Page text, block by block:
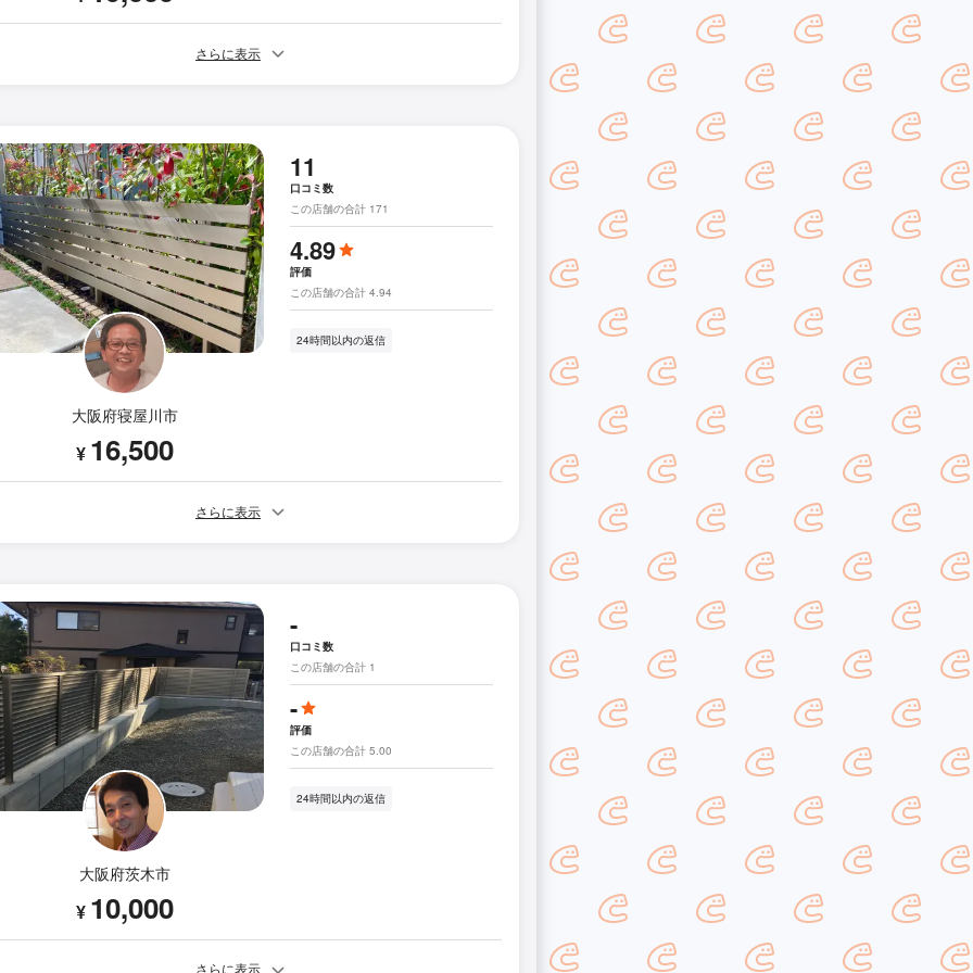
さらに表示
大阪府寝屋川市
¥ 16,500
11
口コミ数
この店舗の合計 171
4.89
評価
この店舗の合計 4.94
24時間以内の返信
さらに表示
大阪府茨木市
¥ 10,000
-
口コミ数
この店舗の合計 1
-
評価
この店舗の合計 5.00
24時間以内の返信